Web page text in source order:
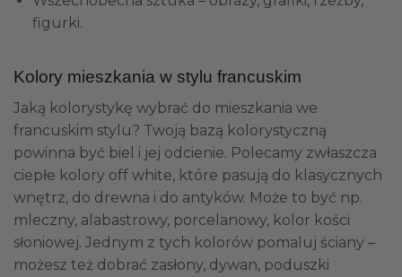
figurki.
Kolory mieszkania w stylu francuskim
Jaką kolorystykę wybrać do mieszkania we
francuskim stylu? Twoją bazą kolorystyczną
powinna być biel i jej odcienie. Polecamy zwłaszcza
ciepłe kolory off white, które pasują do klasycznych
wnętrz, do drewna i do antyków. Może to być np.
mleczny, alabastrowy, porcelanowy, kolor kości
słoniowej. Jednym z tych kolorów pomaluj ściany –
możesz też dobrać zasłony, dywan, poduszki